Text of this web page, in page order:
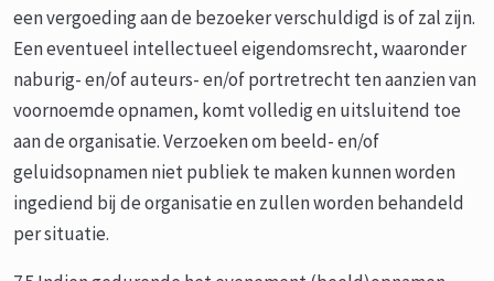
een vergoeding aan de bezoeker verschuldigd is of zal zijn.
Een eventueel intellectueel eigendomsrecht, waaronder
naburig- en/of auteurs- en/of portretrecht ten aanzien van
voornoemde opnamen, komt volledig en uitsluitend toe
aan de organisatie. Verzoeken om beeld- en/of
geluidsopnamen niet publiek te maken kunnen worden
ingediend bij de organisatie en zullen worden behandeld
per situatie.